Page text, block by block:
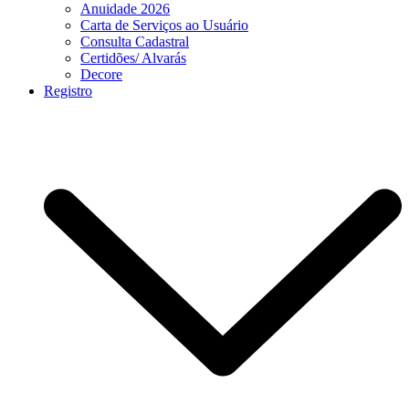
Anuidade 2026
Carta de Serviços ao Usuário
Consulta Cadastral
Certidões/ Alvarás
Decore
Registro